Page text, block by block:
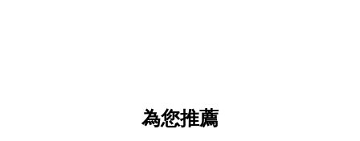
為您推薦